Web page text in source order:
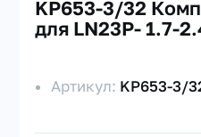
KP653-3/32
для LN23P- 1.7-
Артикул: KP653-3/